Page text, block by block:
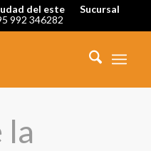
del este
Sucursal
992 346282
la